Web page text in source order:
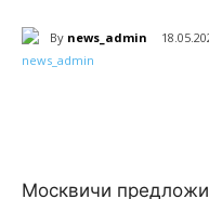
By news_admin
Москвичи